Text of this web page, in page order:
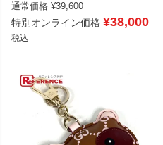
ム キーホルダー レザー /レザー
ユニセックス ピンク 新品同様
【中古】
通常価格 ¥39,600
特別オンライン価格 ¥38,000
税込